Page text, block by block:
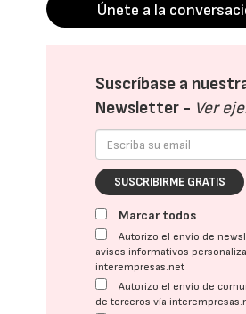
Únete a la
Suscríbase a
Newsletter - Ver
SUSCRIBIRME GRATIS
Marcar todos
Autorizo el envío de
avisos informativos
interempresas.net
Autorizo el envío de
de terceros vía